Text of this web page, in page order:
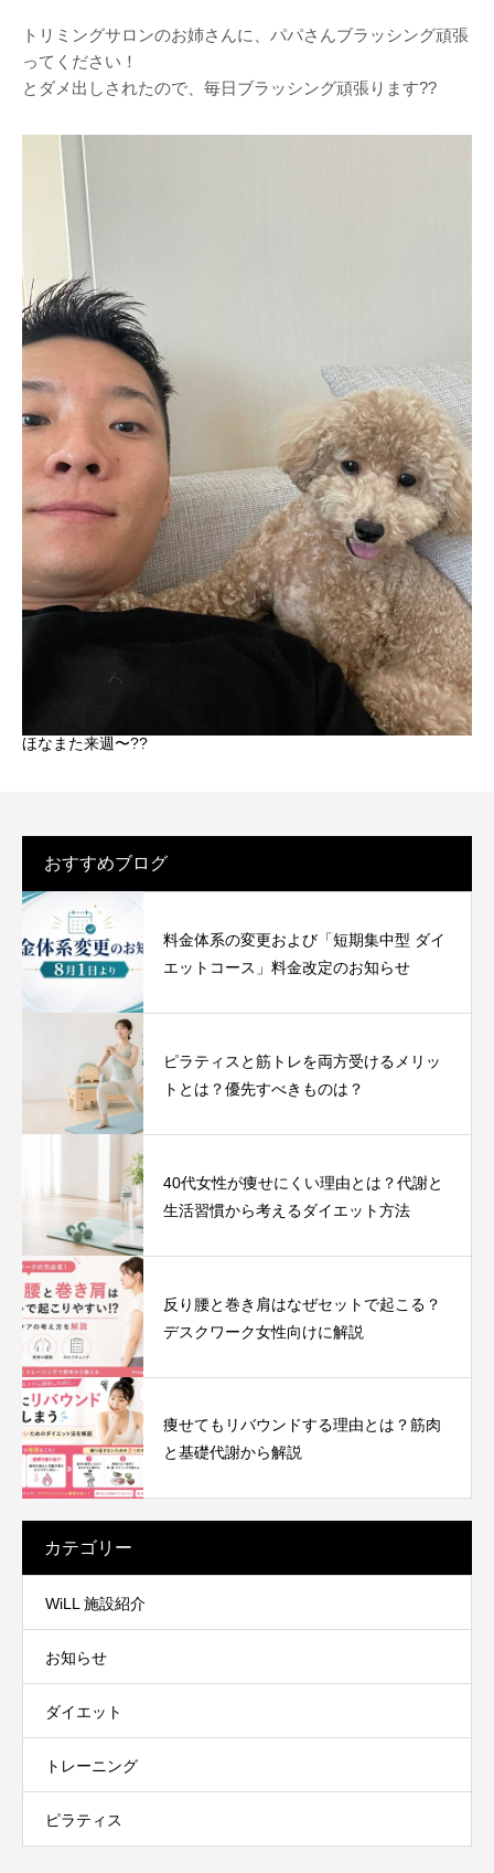
トリミングサロンのお姉さんに、パパさんブラッシング頑張
ってください！
とダメ出しされたので、毎日ブラッシング頑張ります??
ほなまた来週〜??
おすすめブログ
料金体系の変更および「短期集中型 ダイ
エットコース」料金改定のお知らせ
ピラティスと筋トレを両方受けるメリッ
トとは？優先すべきものは？
40代女性が痩せにくい理由とは？代謝と
生活習慣から考えるダイエット方法
反り腰と巻き肩はなぜセットで起こる？
デスクワーク女性向けに解説
痩せてもリバウンドする理由とは？筋肉
と基礎代謝から解説
カテゴリー
WiLL 施設紹介
お知らせ
ダイエット
トレーニング
ピラティス